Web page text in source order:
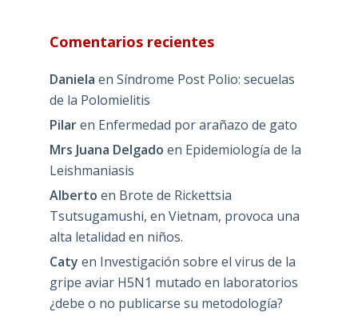
Comentarios recientes
Daniela en Síndrome Post Polio: secuelas
de la Polomielitis
Pilaren Enfermedad por arañazo de gato
Mrs Juana Delgado en Epidemiología de la
Leishmaniasis
Alberto en Brote de Rickettsia
Tsutsugamushi, en Vietnam, provoca una
alta letalidad en niños.
Caty en Investigación sobre el virus de la
gripe aviar H5N1 mutado en laboratorios
¿debe o no publicarse su metodología?